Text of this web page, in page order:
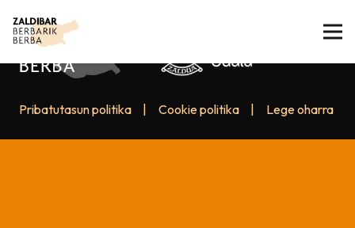
Pribatutasun politika Cookie politika Lege oharra